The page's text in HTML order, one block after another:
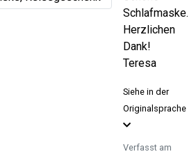
Schlafmaske.
Herzlichen
Dank!
Teresa
Siehe in der
Originalsprache
Verfasst am